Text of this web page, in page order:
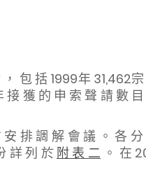
包 括 1999年 31,462
獲 的 申 索 聲 請 數
排 調 解 會 議 。 各 分
詳 列 於 附 表 二 。 在